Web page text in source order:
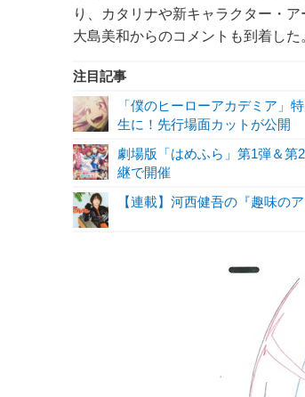
り、カタリナや新キャラクター・
大島美和からのコメントも到着した
注目記事
「僕のヒーローアカデミア」
生に！先行場面カットが公開
劇場版「はめふら」第1弾＆第
継で開催
【連載】河西健吾の『趣味のア